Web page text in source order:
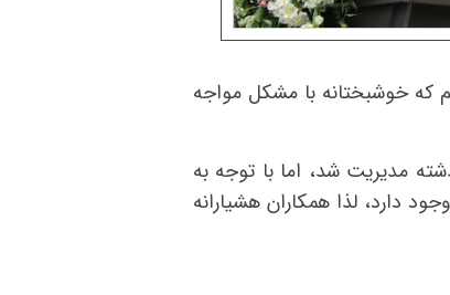
که خوشبختانه با مشکل مواجه
مدیریت شد، اما با توجه به
دارد، لذا همکاران هشیارانه